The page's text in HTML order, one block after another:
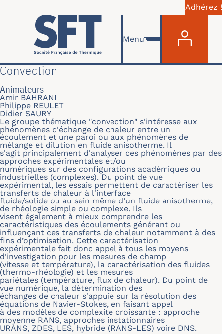
Skip to main content
Adhérez !
Menu
Convection
Animateurs
Amir BAHRANI
Philippe REULET
Didier SAURY
Le groupe thématique "convection" s'intéresse aux
phénomènes d'échange de chaleur entre un
écoulement et une paroi ou aux phénomènes de
mélange et dilution en fluide anisotherme. Il
s'agit principalement d'analyser ces phénomènes par des
approches expérimentales et/ou
numériques sur des configurations académiques ou
industrielles (complexes). Du point de vue
expérimental, les essais permettent de caractériser les
transferts de chaleur à l'interface
fluide/solide ou au sein même d’un fluide anisotherme,
de rhéologie simple ou complexe. Ils
visent également à mieux comprendre les
caractéristiques des écoulements générant ou
influençant ces transferts de chaleur notamment à des
fins d’optimisation. Cette caractérisation
expérimentale fait donc appel à tous les moyens
d'investigation pour les mesures de champ
(vitesse et température), la caractérisation des fluides
(thermo-rhéologie) et les mesures
pariétales (température, flux de chaleur). Du point de
vue numérique, la détermination des
échanges de chaleur s'appuie sur la résolution des
équations de Navier-Stokes, en faisant appel
à des modèles de complexité croissante : approche
moyenne RANS, approches instationnaires
URANS, ZDES, LES, hybride (RANS-LES) voire DNS.